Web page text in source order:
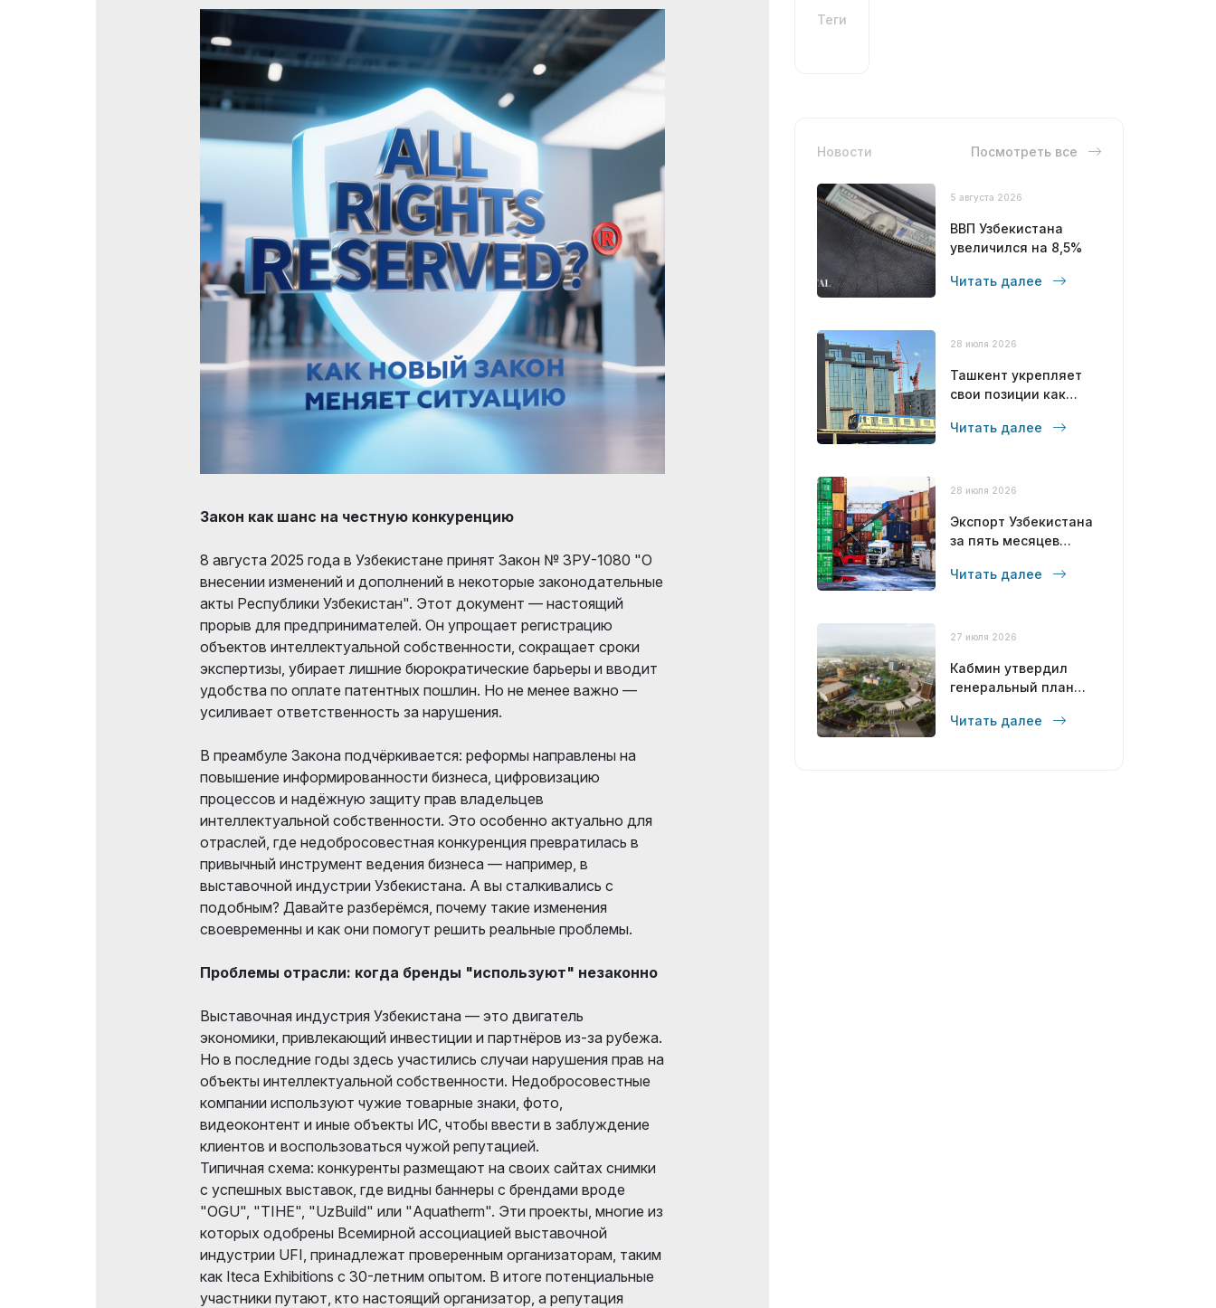
выставках
Официальный
авиаперевозчик
Закон как шанс на честную конкуренцию
8 августа 2025 года в Узбекистане принят Закон № ЗРУ-1080 "О
внесении изменений и дополнений в некоторые законодательные
акты Республики Узбекистан". Этот документ — настоящий
прорыв для предпринимателей. Он упрощает регистрацию
объектов интеллектуальной собственности, сокращает сроки
экспертизы, убирает лишние бюрократические барьеры и вводит
удобства по оплате патентных пошлин. Но не менее важно —
усиливает ответственность за нарушения.
В преамбуле Закона подчёркивается: реформы направлены на
повышение информированности бизнеса, цифровизацию
процессов и надёжную защиту прав владельцев
интеллектуальной собственности. Это особенно актуально для
отраслей, где недобросовестная конкуренция превратилась в
привычный инструмент ведения бизнеса — например, в
выставочной индустрии Узбекистана. А вы сталкивались с
подобным? Давайте разберёмся, почему такие изменения
своевременны и как они помогут решить реальные проблемы.
Проблемы отрасли: когда бренды "используют" незаконно
Выставочная индустрия Узбекистана — это двигатель
экономики, привлекающий инвестиции и партнёров из-за рубежа.
Но в последние годы здесь участились случаи нарушения прав на
объекты интеллектуальной собственности. Недобросовестные
компании используют чужие товарные знаки, фото,
видеоконтент и иные объекты ИС, чтобы ввести в заблуждение
клиентов и воспользоваться чужой репутацией.
Типичная схема: конкуренты размещают на своих сайтах снимки
с успешных выставок, где видны баннеры с брендами вроде
"OGU", "TIHE", "UzBuild" или "Aquatherm". Эти проекты, многие из
которых одобрены Всемирной ассоциацией выставочной
индустрии UFI, принадлежат проверенным организаторам, таким
как Iteca Exhibitions с 30-летним опытом. В итоге потенциальные
участники путают, кто настоящий организатор, а репутация
Теги
Новости Посмотреть все
5 августа 2026
ВВП Узбекистана
увеличился на 8,5%
Читать далее
28 июля 2026
Ташкент укрепляет
свои позиции как
мегаполис
Читать далее
28 июля 2026
Экспорт Узбекистана
за пять месяцев
долларов
Читать далее
27 июля 2026
Кабмин утвердил
генеральный план
2043 года
Читать далее